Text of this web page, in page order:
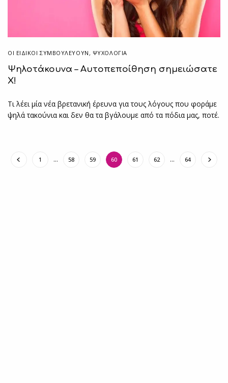
ΟΙ ΕΙΔΙΚΟΊ ΣΥΜΒΟΥΛΕΎΟΥΝ , ΨΥΧΟΛΟΓΙΑ
Ψηλοτάκουνα – Αυτοπεποίθηση σημειώσατε
X!
Τι λέει μία νέα βρετανική έρευνα για τους λόγους που φοράμε
ψηλά τακούνια και δεν θα τα βγάλουμε από τα πόδια μας, ποτέ.
1 … 58 59 60 61 62 … 64